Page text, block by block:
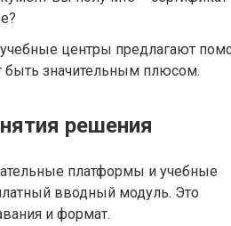
центры предлагают
быть значительным плюсом.
решения
платформы и учебные
вводный модуль. Это
и формат.